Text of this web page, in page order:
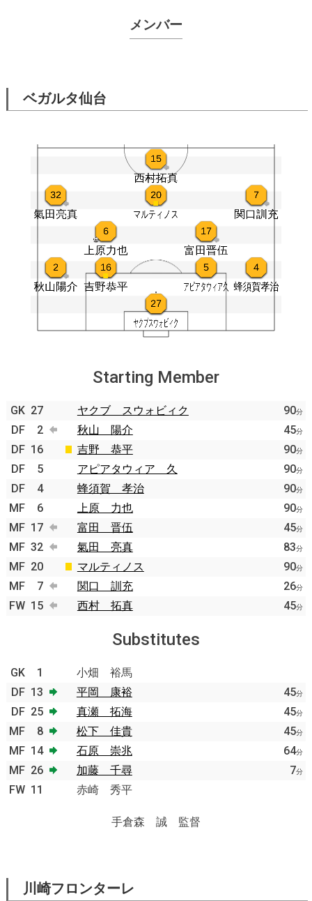
メンバー
ベガルタ仙台
Starting Member
GK 27 ヤクブ スウォビィク 90分
DF 2 秋山 陽介 45分
DF 16 吉野 恭平 90分
DF 5 アピアタウィア 久 90分
DF 4 蜂須賀 孝治 90分
MF 6 上原 力也 90分
MF 17 富田 晋伍 45分
MF 32 氣田 亮真 83分
MF 20 マルティノス 90分
MF 7 関口 訓充 26分
FW 15 西村 拓真 45分
Substitutes
GK 1
小畑 裕馬
DF 13 平岡 康裕 45分
DF 25 真瀬 拓海 45分
MF 8 松下 佳貴 45分
MF 14 石原 崇兆 64分
MF 26 加藤 千尋 7分
FW 11 赤崎 秀平
手倉森 誠 監督
川崎フロンターレ